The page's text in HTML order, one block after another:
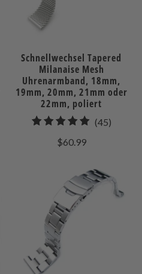
Schnellwechsel Tapered
Milanaise Mesh
Uhrenarmband, 18mm,
19mm, 20mm, 21mm oder
22mm, poliert
(45)45
$60.99